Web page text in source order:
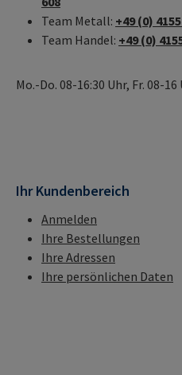
Team Metall: +49 (0)
Team Handel: +49 (0)
Mo.-Do. 08-16:30 Uhr, Fr. 08-16
Ihr Kundenbereich
Anmelden
Ihre Bestellungen
Ihre Adressen
Ihre persönlichen Daten